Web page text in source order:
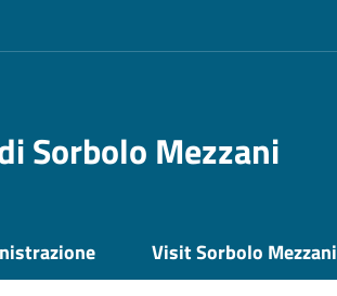
Sorbolo Mezzani
Visit Sorbolo Mezzani